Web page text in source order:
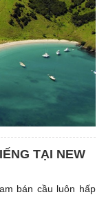
TẠI NEW
bán cầu luôn hấp